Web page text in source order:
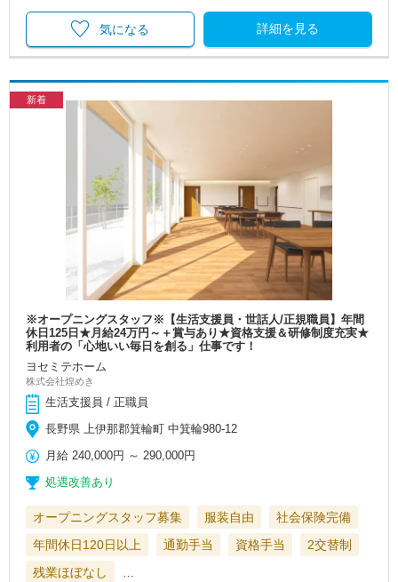
詳細を見る
気になる
新着
※オープニングスタッフ※【生活支援員・世話人/正規職員】年間
休日125日★月給24万円～＋賞与あり★資格支援＆研修制度充実★
利用者の「心地いい毎日を創る」仕事です！
ヨセミテホーム
株式会社煌めき
生活支援員 / 正職員
長野県 上伊那郡箕輪町 中箕輪980-12
月給 240,000円 ～ 290,000円
処遇改善あり
オープニングスタッフ募集 服装自由
社会保険完備
年間休日120日以上
通勤手当 資格手当
2交替制
残業ほぼなし